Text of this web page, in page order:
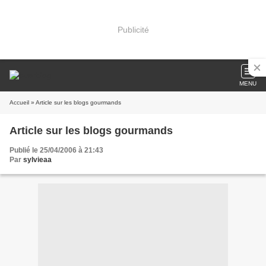
Publicité
MENU
Accueil » Article sur les blogs gourmands
Article sur les blogs gourmands
Publié le 25/04/2006 à 21:43
Par sylvieaa